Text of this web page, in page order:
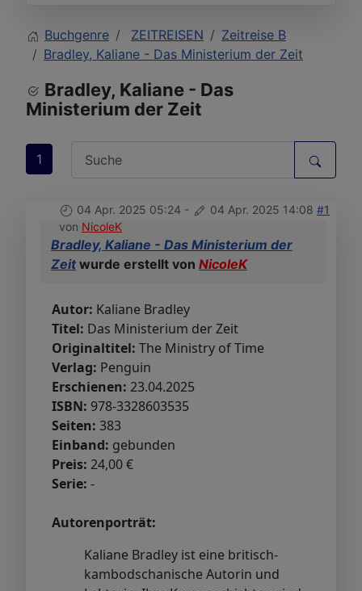
Buchgenre ZEITREISEN
Zeitreise B
Bradley, Kaliane - Das Ministerium der Zeit
Bradley, Kaliane - Das
Ministerium der Zeit
1
04 Apr. 2025 05:24 - 04 Apr. 2025 14:08 #1
von NicoleK
Bradley, Kaliane - Das Ministerium der
Zeit wurde erstellt von NicoleK
Autor: Kaliane Bradley
Titel: Das Ministerium der Zeit
Originaltitel: The Ministry of Time
Verlag: Penguin
Erschienen: 23.04.2025
ISBN: 978-3328603535
Seiten: 383
Einband: gebunden
Preis: 24,00 €
Serie: -
Autorenporträt:
Kaliane Bradley ist eine britisch-
kambodschanische Autorin und